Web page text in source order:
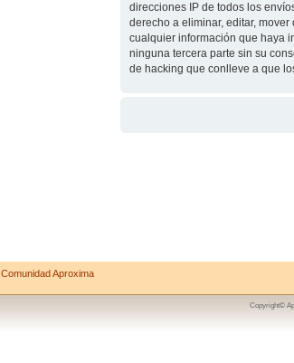
direcciones IP de todos los
derecho a eliminar, editar,
cualquier información que haya
ninguna tercera parte sin su
de hacking que conlleve a que
Comunidad Aproxima
Copyright©